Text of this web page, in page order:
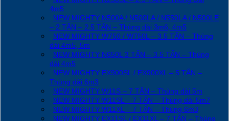
4m5
NEW MIGHTY N500A / N500LA / N550LA / N500LE
– 2 TẤN – 2.5 TẤN – Thùng dài 3m6, 4m5
NEW MIGHTY W750 / W750L – 3.5 TẤN – Thùng
dài 4m5, 5m
NEW MIGHTY N650L 3 TẤN – 3.5 TẤN – Thùng
dài 4m5
NEW MIGHTY EX900SL / EX900XL – 5 TẤN –
Thùng dài 6m3
NEW MIGHTY W11S – 7 TẤN – Thùng dài 5m
NEW MIGHTY W11SL – 7 TẤN – Thùng dài 5m7
NEW MIGHTY W11XL – 7 TẤN – Thùng 6m3
NEW MIGHTY EX11SL / EX11XL – 7 TẤN – Thùng